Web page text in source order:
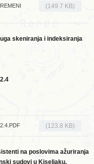
(149.7 KB)
skeniranja i indeksiranja
(123.8 KB)
na poslovima ažuriranja
sudovi u Kiseljaku,